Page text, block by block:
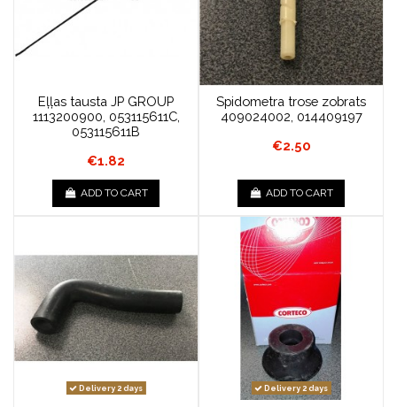
Eļļas tausta JP GROUP
1113200900, 053115611C,
053115611B
€1.82
ADD TO CART
Spidometra trose zobrats
409024002, 014409197
€2.50
ADD TO CART
Delivery 2 days Delivery 2 days